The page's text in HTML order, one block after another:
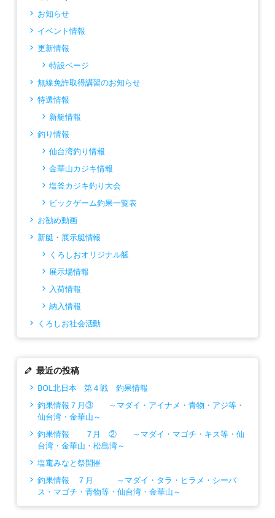
お知らせ
イベント情報
更新情報
特設ページ
無線免許取得講習のお知らせ
特選情報
新艇情報
釣り情報
仙台湾釣り情報
金華山カジキ情報
塩釜カジキ釣り大会
ビックゲーム釣果一覧表
お勧め動画
新艇・展示艇情報
くろしおオリジナル艇
展示場情報
入荷情報
納入情報
くろしお社会活動
最近の投稿
BOL北日本 第４戦 釣果情報
釣果情報７月③ ～マダイ・アイナメ・青物・アジ等・
仙台湾・金華山～
釣果情報 ７月 ② ～マダイ・マゴチ・キス等・仙
台湾・金華山・松島湾～
塩竃みなと祭開催
釣果情報 ７月 ～マダイ・タラ・ヒラメ・シーバ
ス・マゴチ・青物等・仙台湾・金華山～